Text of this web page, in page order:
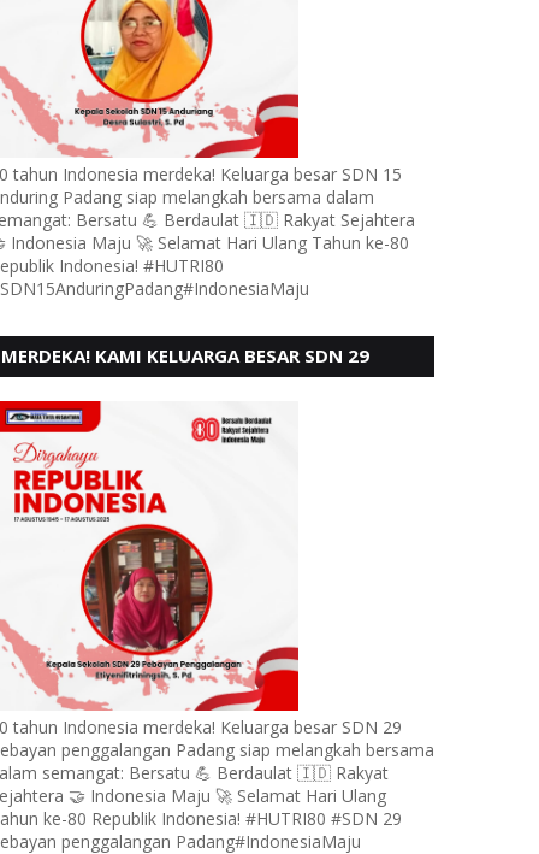
tahun Indonesia merdeka! Keluarga besar SDN 15
Padang siap melangkah bersama dalam
Bersatu 💪 Berdaulat 🇮🇩 Rakyat Sejahtera
Indonesia Maju 🚀 Selamat Hari Ulang Tahun ke-80
Indonesia! #HUTRI80
MERDEKA! KAMI KELUARGA BESAR SDN 29
MENGUCAPKAN HUT RI KE - 80
tahun Indonesia merdeka! Keluarga besar SDN 29
penggalangan Padang siap melangkah bersama
semangat: Bersatu 💪 Berdaulat 🇮🇩 Rakyat
🤝 Indonesia Maju 🚀 Selamat Hari Ulang
ke-80 Republik Indonesia! #HUTRI80 #SDN 29
penggalangan Padang#IndonesiaMaju